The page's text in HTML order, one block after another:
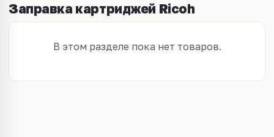
Заправка картриджей Ricoh
В этом разделе пока нет товаров.